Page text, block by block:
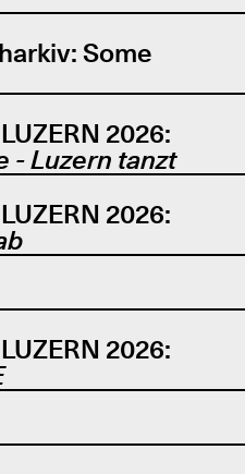
Some
2026:
- Luzern tanzt
2026:
2026: